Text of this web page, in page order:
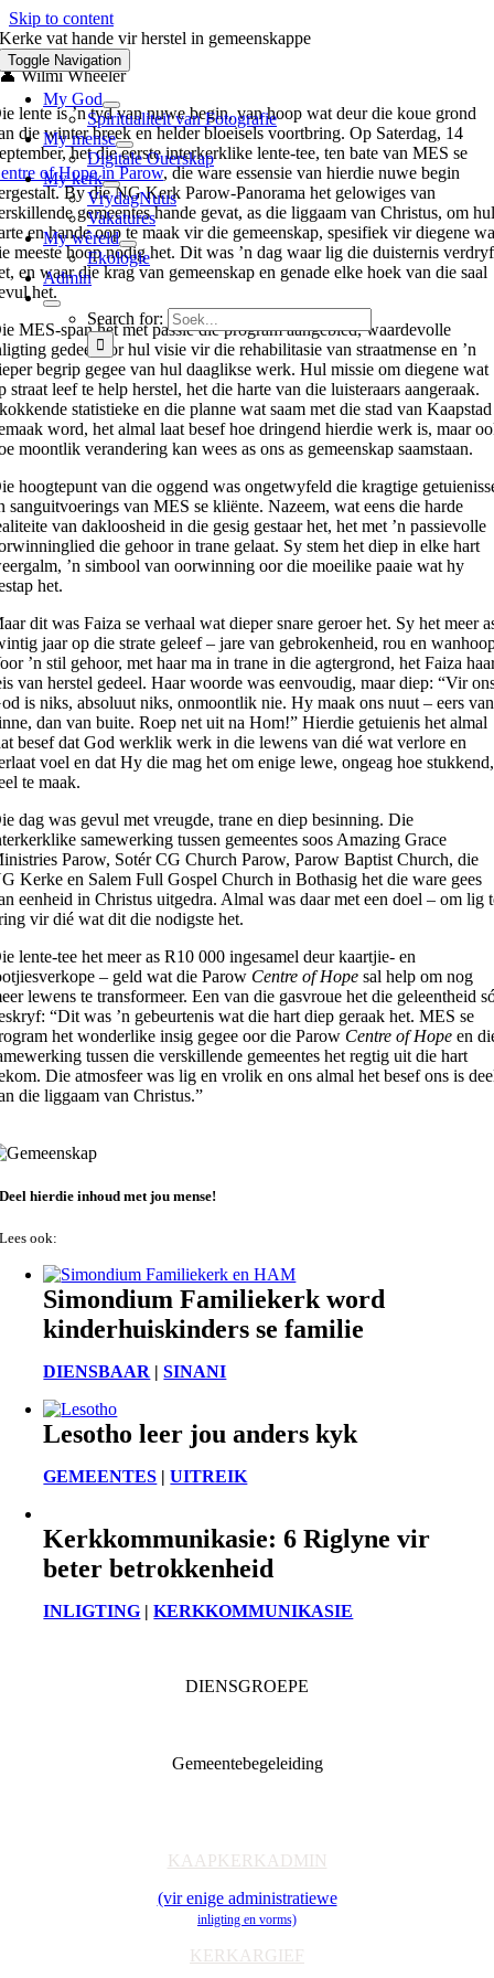
Skip to content
Toggle Navigation
My God
Spiritualiteit van Fotografie
My mense
Digitale Ouerskap
My kerk
VrydagNuus
Vakatures
My wêreld
Ekologie
Admin
Search for:
Kerke vat hande vir herstel in gemeenskappe
👤 Wilmi Wheeler
lente is ’n tyd van nuwe begin, van hoop wat deur die koue grond
die winter breek en helder bloeisels voortbring. Op Saterdag, 14
het die eerste interkerklike lente-tee, ten bate van MES se
of Hope in Parow, die ware essensie van hierdie nuwe begin
By die NG Kerk Parow-Panorama het gelowiges van
gemeentes hande gevat, as die liggaam van Christus, om
en hande oop te maak vir die gemeenskap, spesifiek vir diegene
meeste hoop nodig het. Dit was ’n dag waar lig die duisternis verdryf
en waar die krag van gemeenskap en genade elke hoek van die saal
het.
MES-span het met passie die program aangebied, waardevolle
gedeel oor hul visie vir die rehabilitasie van straatmense en ’n
begrip gegee van hul daaglikse werk. Hul missie om diegene wat
straat leef te help herstel, het die harte van die luisteraars aangeraak.
statistieke en die planne wat saam met die stad van Kaapstad
word, het almal laat besef hoe dringend hierdie werk is, maar
moontlik verandering kan wees as ons as gemeenskap saamstaan.
hoogtepunt van die oggend was ongetwyfeld die kragtige
sanguitvoerings van MES se kliënte. Nazeem, wat eens die harde
van dakloosheid in die gesig gestaar het, het met ’n passievolle
die gehoor in trane gelaat. Sy stem het diep in elke hart
’n simbool van oorwinning oor die moeilike paaie wat hy
het.
dit was Faiza se verhaal wat dieper snare geroer het. Sy het meer
jaar op die strate geleef – jare van gebrokenheid, rou en
’n stil gehoor, met haar ma in trane in die agtergrond, het Faiza
van herstel gedeel. Haar woorde was eenvoudig, maar diep: “Vir
is niks, absoluut niks, onmoontlik nie. Hy maak ons nuut – eers van
dan van buite. Roep net uit na Hom!” Hierdie getuienis het almal
besef dat God werklik werk in die lewens van dié wat verlore en
voel en dat Hy die mag het om enige lewe, ongeag hoe stukkend,
te maak.
dag was gevul met vreugde, trane en diep besinning. Die
samewerking tussen gemeentes soos Amazing Grace
Parow, Sotér CG Church Parow, Parow Baptist Church, die
Kerke en Salem Full Gospel Church in Bothasig het die ware gees
eenheid in Christus uitgedra. Almal was daar met een doel – om lig
vir dié wat dit die nodigste het.
lente-tee het meer as R10 000 ingesamel deur kaartjie- en
– geld wat die Parow Centre of Hope sal help om nog
lewens te transformeer. Een van die gasvroue het die geleentheid
“Dit was ’n gebeurtenis wat die hart diep geraak het. MES se
het wonderlike insig gegee oor die Parow Centre of Hope en
tussen die verskillende gemeentes het regtig uit die hart
Die atmosfeer was lig en vrolik en ons almal het besef ons is
die liggaam van Christus.”
Deel hierdie inhoud met jou mense!
Lees ook:
Simondium Familiekerk word
kinderhuiskinders se familie
DIENSBAAR |SINANI
Lesotho leer jou anders kyk
GEMEENTES |UITREIK
Kerkkommunikasie: 6 Riglyne vir
beter betrokkenheid
INLIGTING |KERKKOMMUNIKASIE
DIENSGROEPE
Gemeentebegeleiding
KAAPKERKADMIN
(vir enige administratiewe
inligting en vorms)
KERKARGIEF